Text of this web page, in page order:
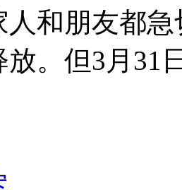
人和朋友都
。但3月31